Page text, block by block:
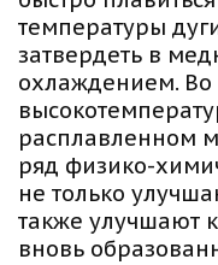
температуры
затвердеть в
охлаждением.
расплавленном
ряд физико-
не только
также улучшают
вновь